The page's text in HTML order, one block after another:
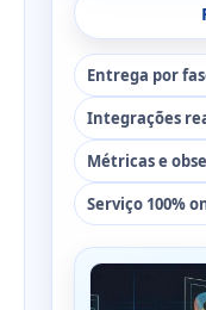
Entrega por
Integrações
Métricas e
Serviço 100%